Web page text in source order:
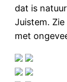
dat is
Juistem.
met